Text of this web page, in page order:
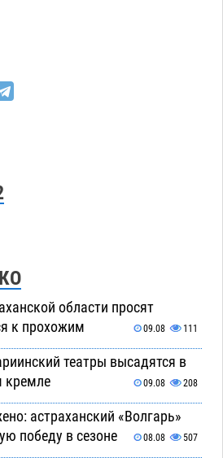
области просят
к прохожим
09.08 111
театры высадятся в
кремле
09.08 208
астраханский «Волгарь»
победу в сезоне
08.08 507